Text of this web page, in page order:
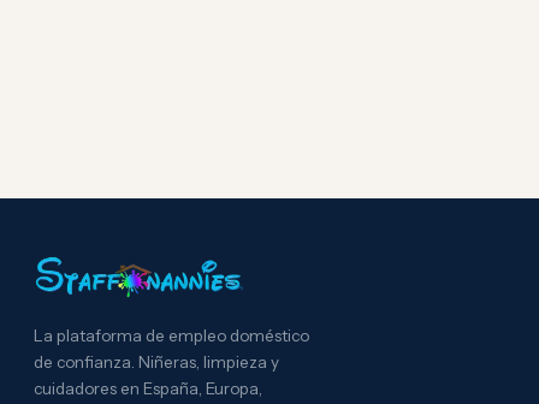
La plataforma de empleo doméstico
de confianza. Niñeras, limpieza y
cuidadores en España, Europa,